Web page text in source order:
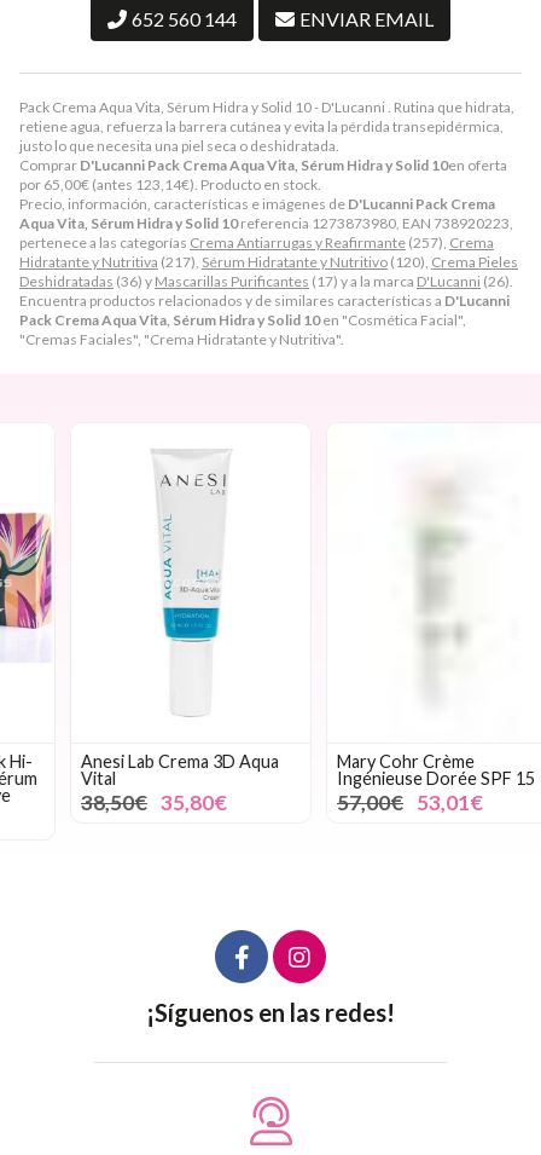
Pack Crema Aqua Vita, Sérum Hidra y Solid 10 - D'Lucanni . Rutina que hidrata,
retiene agua, refuerza la barrera cutánea y evita la pérdida transepidérmica,
justo lo que necesita una piel seca o deshidratada.
Comprar D'Lucanni Pack Crema Aqua Vita, Sérum Hidra y Solid 10en oferta
por 65,00€ (antes 123,14€). Producto en stock.
Precio, información, características e imágenes de D'Lucanni Pack Crema
Aqua Vita, Sérum Hidra y Solid 10referencia 1273873980, EAN 738920223,
pertenece a las categorías Crema Antiarrugas y Reafirmante (257), Crema
Hidratante y Nutritiva (217), Sérum Hidratante y Nutritivo (120), Crema Pieles
Deshidratadas (36) y Mascarillas Purificantes (17) y a la marca D'Lucanni (26).
Encuentra productos relacionados y de similares características a D'Lucanni
Pack Crema Aqua Vita, Sérum Hidra y Solid 10en "Cosmética Facial",
"Cremas Faciales", "Crema Hidratante y Nutritiva".
652 560 144 ENVIAR EMAIL
Anesi Lab Crema 3D Aqua
Vital
38,50€ 35,80€
Mary Cohr Crème
Ingénieuse Dorée SPF 15
57,00€ 53,01€
¡Síguenos en las redes!